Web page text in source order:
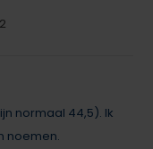
normaal 44,5). Ik
noemen.